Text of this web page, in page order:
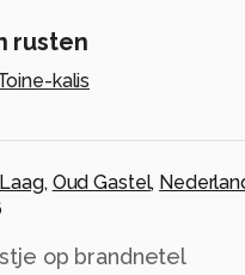
rusten
kalis
, Oud Gastel,
op brandnetel